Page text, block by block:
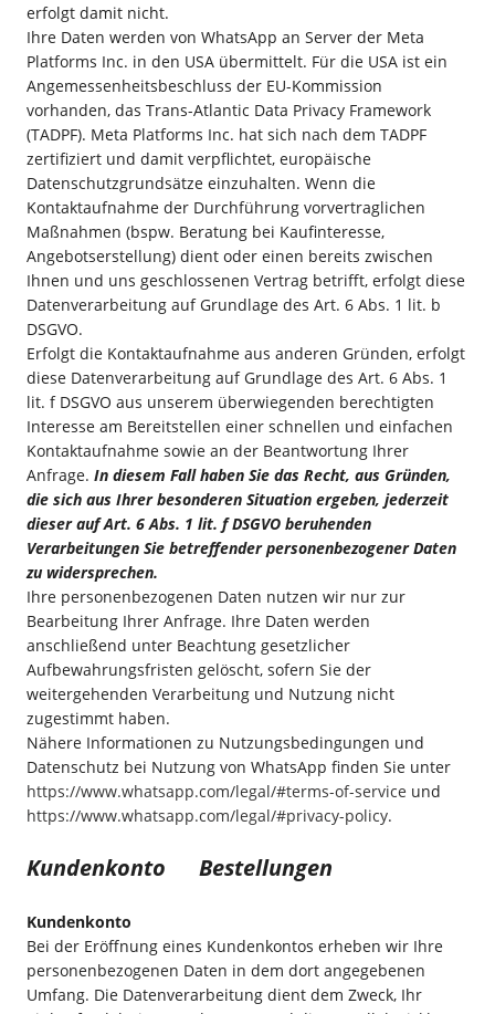
erfolgt damit nicht.
Ihre Daten werden von WhatsApp an Server der Meta
Platforms Inc. in den USA übermittelt. Für die USA ist ein
Angemessenheitsbeschluss der EU-Kommission
vorhanden, das Trans-Atlantic Data Privacy Framework
(TADPF). Meta Platforms Inc. hat sich nach dem TADPF
zertifiziert und damit verpflichtet, europäische
Datenschutzgrundsätze einzuhalten. Wenn die
Kontaktaufnahme der Durchführung vorvertraglichen
Maßnahmen (bspw. Beratung bei Kaufinteresse,
Angebotserstellung) dient oder einen bereits zwischen
Ihnen und uns geschlossenen Vertrag betrifft, erfolgt diese
Datenverarbeitung auf Grundlage des Art. 6 Abs. 1 lit. b
DSGVO.
Erfolgt die Kontaktaufnahme aus anderen Gründen, erfolgt
diese Datenverarbeitung auf Grundlage des Art. 6 Abs. 1
lit. f DSGVO aus unserem überwiegenden berechtigten
Interesse am Bereitstellen einer schnellen und einfachen
Kontaktaufnahme sowie an der Beantwortung Ihrer
Anfrage. In diesem Fall haben Sie das Recht, aus Gründen,
die sich aus Ihrer besonderen Situation ergeben, jederzeit
dieser auf Art. 6 Abs. 1 lit. f DSGVO beruhenden
Verarbeitungen Sie betreffender personenbezogener Daten
zu widersprechen.
Ihre personenbezogenen Daten nutzen wir nur zur
Bearbeitung Ihrer Anfrage. Ihre Daten werden
anschließend unter Beachtung gesetzlicher
Aufbewahrungsfristen gelöscht, sofern Sie der
weitergehenden Verarbeitung und Nutzung nicht
zugestimmt haben.
Nähere Informationen zu Nutzungsbedingungen und
Datenschutz bei Nutzung von WhatsApp finden Sie unter
https://www.whatsapp.com/legal/#terms-of-service und
https://www.whatsapp.com/legal/#privacy-policy.
Kundenkonto Bestellungen
Kundenkonto
Bei der Eröffnung eines Kundenkontos erheben wir Ihre
personenbezogenen Daten in dem dort angegebenen
Umfang. Die Datenverarbeitung dient dem Zweck, Ihr